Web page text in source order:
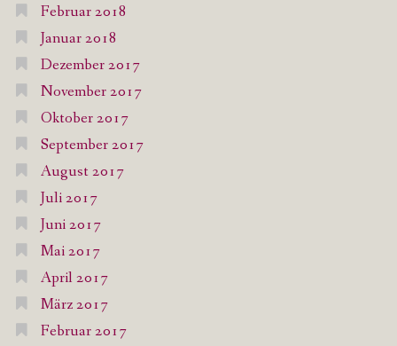
Februar 2018
Januar 2018
Dezember 2017
November 2017
Oktober 2017
September 2017
August 2017
Juli 2017
Juni 2017
Mai 2017
April 2017
März 2017
Februar 2017